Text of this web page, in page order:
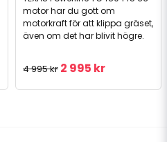
motor har du gott om
motorkraft för att klippa gräset,
även om det har blivit högre.
4 995 kr 2 995 kr